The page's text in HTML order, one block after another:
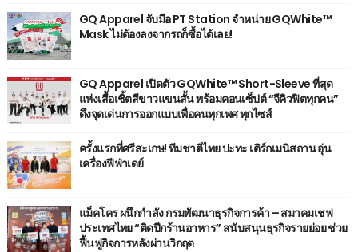
GQ Apparel จับมือ PT Station จำหน่าย GQWhite™
Mask ไม่ต้องลงจากรถก็ซื้อได้เลย!
GQ Apparel เปิดตัว GQWhite™ Short-Sleeve ที่สุด
แห่งเสื้อเชิ้ตสีขาวแขนสั้น พร้อมคอนเซ็ปต์ “จีคิวฟิตทุกคน”
ดึงจุดเด่นการออกแบบเพื่อคนทุกเพศ ทุกไซส์
ครั้งแรกที่ศรีสะเกษ! ทีมชาติไทย ปะทะ เติร์กเมนิสถาน อุ่น
เครื่องฟีฟ่าเดย์
แม็คโคร ผนึกกำลัง กรมพัฒนาธุรกิจการค้า – สมาคมเชฟ
ประเทศไทย “ติดปีกร้านอาหาร” สนับสนุนธุรกิจรายย่อย ช่วย
ฟื้นฟูกิจการหลังผ่านวิกฤต